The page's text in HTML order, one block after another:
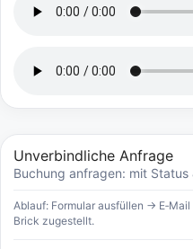
Unverbindliche Anfrage
Buchung anfragen: mit Status
Ablauf: Formular ausfüllen →
Brick zugestellt.